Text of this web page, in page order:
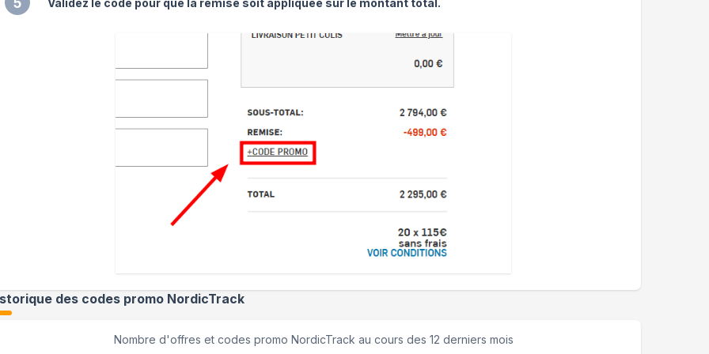
Validez le code pour que la remise soit appliquée sur le montant total.
des codes promo NordicTrack
Nombre d'offres et codes promo NordicTrack au cours des 12 derniers mois